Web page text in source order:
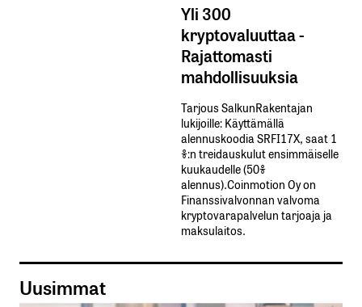
Yli 300
kryptovaluuttaa -
Rajattomasti
mahdollisuuksia
Tarjous SalkunRakentajan
lukijoille: Käyttämällä​ ​
alennuskoodia​ ​SRFI17X,​ ​saat​ ​1
%:n treidauskulut​ ​ensimmäiselle​ ​
kuukaudelle​ ​(50%​ ​
alennus).Coinmotion Oy on
Finanssivalvonnan valvoma
kryptovarapalvelun tarjoaja ja
maksulaitos.
Uusimmat